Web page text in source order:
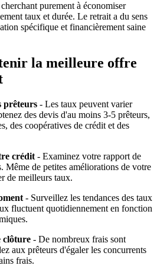
purement à économiser
taux et durée. Le retrait a du sens
spécifique et financièrement saine
la meilleure offre
prêteurs - Les taux peuvent varier
des devis d'au moins 3-5 prêteurs,
des coopératives de crédit et des
crédit - Examinez votre rapport de
Même de petites améliorations de votre
de meilleurs taux.
- Surveillez les tendances des taux
fluctuent quotidiennement en fonction
clôture - De nombreux frais sont
aux prêteurs d'égaler les concurrents
frais.